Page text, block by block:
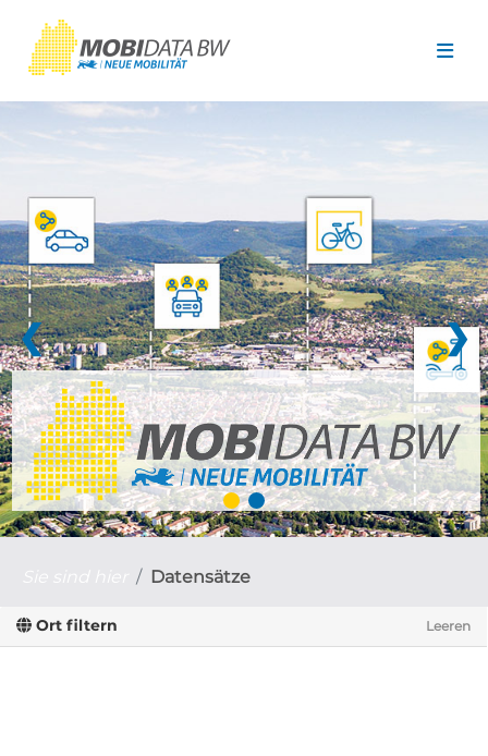
❮ ❯
Datensätze
Ort filtern Leeren